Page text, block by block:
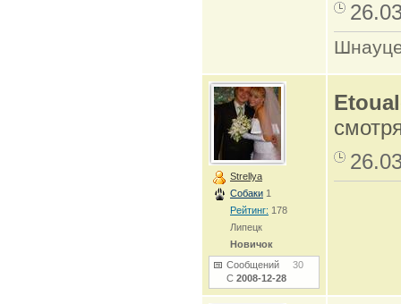
Strellya
Собаки 1
Рейтинг: 178
Липецк
Новичок
Сообщений 30
С 2008-12-28